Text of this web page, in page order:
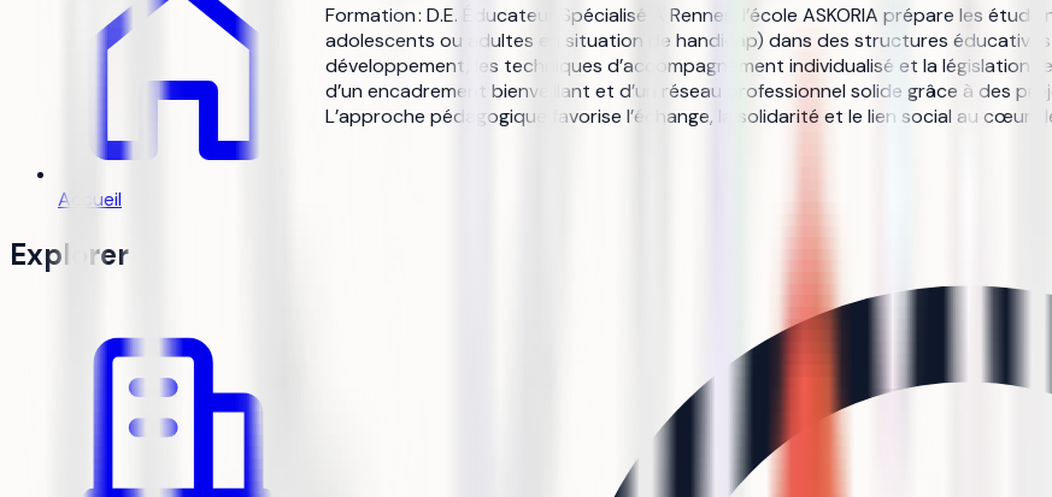
Accueil
Explorer
Formation : D.E. Éducateur Spécialisé À Rennes, l’école ASKORIA prépare les
adolescents ou adultes en situation de handicap) dans des structures
développement, les techniques d’accompagnement individualisé et la législation
d’un encadrement bienveillant et d’un réseau professionnel solide grâce à des
L’approche pédagogique favorise l’échange, la solidarité et le lien social au cœur